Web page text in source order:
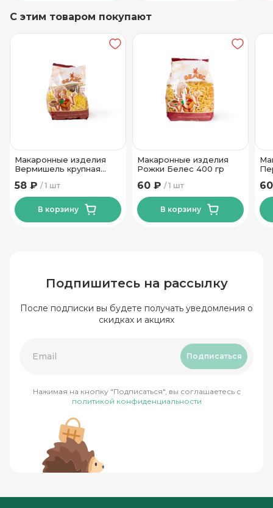
С этим товаром покупают
Макаронные изделия
Вермишель крупная
1 шт
58 ₽
В корзину
Макаронные изделия
Рожки Белес 400 гр
1 шт
60 ₽
В корзину
Подпишитесь на рассылку
После подписки вы будете получать уведомления о
скидках и акциях
Подписаться
Нажимая на кнопку "Подписаться", вы соглашаетесь с
политикой конфиденциальности